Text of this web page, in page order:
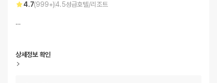
4.7(999+)4.5성급호텔/리조트
…
상세정보 확인